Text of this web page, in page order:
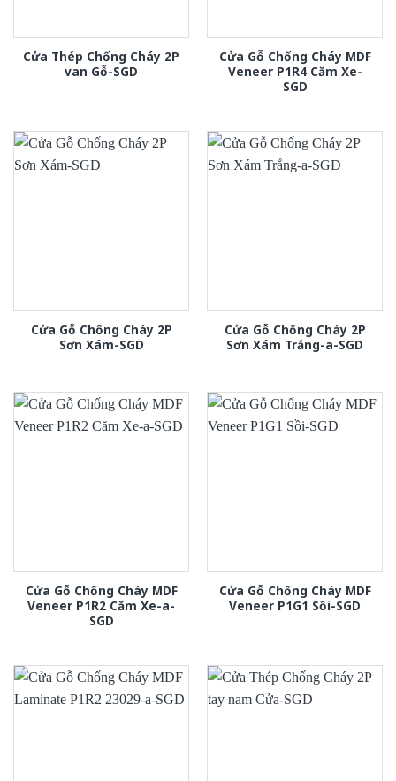
Cửa Thép Chống Cháy 2P
van Gỗ-SGD
Cửa Gỗ Chống Cháy MDF
Veneer P1R4 Căm Xe-
SGD
Cửa Gỗ Chống Cháy 2P
Sơn Xám-SGD
Cửa Gỗ Chống Cháy 2P
Sơn Xám Trắng-a-SGD
Cửa Gỗ Chống Cháy MDF
Veneer P1R2 Căm Xe-a-
SGD
Cửa Gỗ Chống Cháy MDF
Veneer P1G1 Sồi-SGD